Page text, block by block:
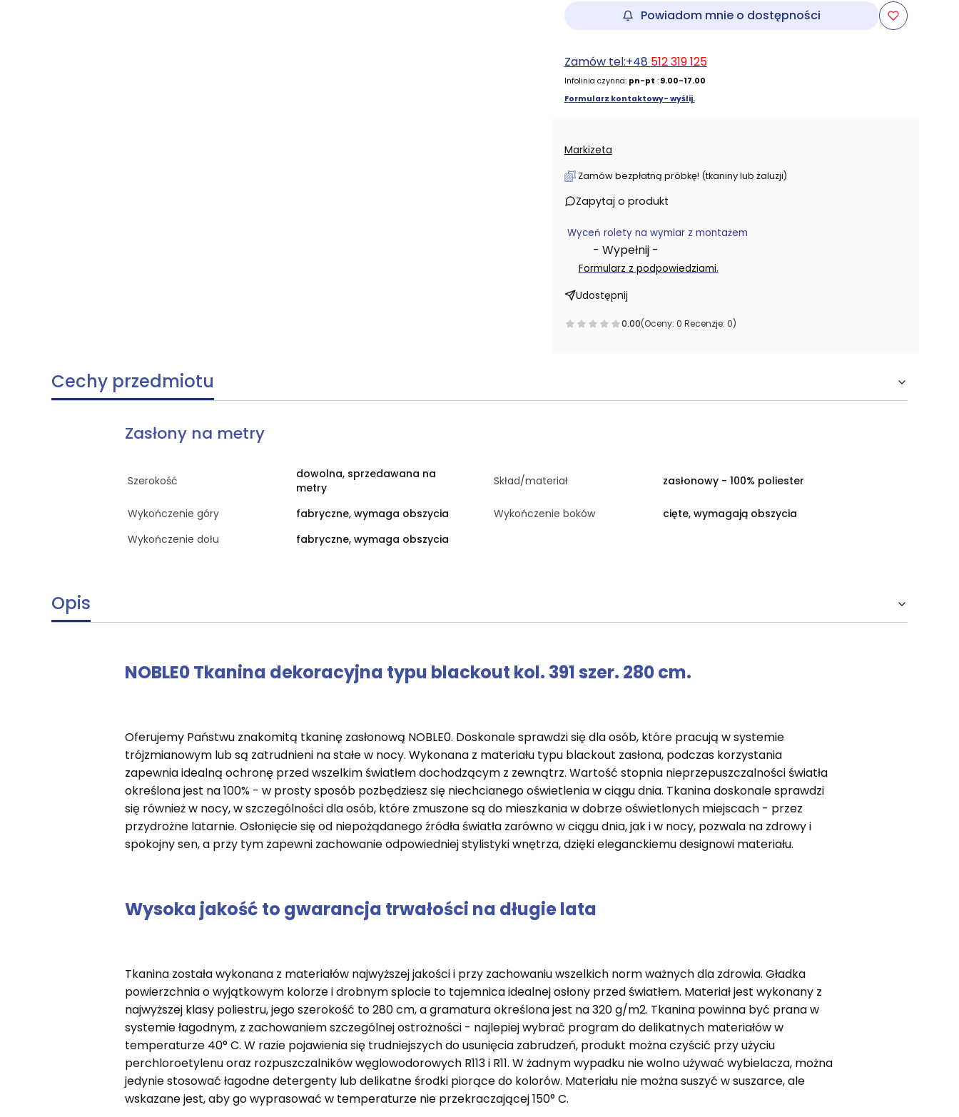
Powiadom mnie o dostępności
Zamów tel:+48 512 319 125
Infolinia czynna: pn-pt :9.00-17.00
Formularz kontaktowy- wyślij.
Markizeta
Zamów bezpłatną próbkę! (tkaniny lub żaluzji)
Zapytaj o produkt
Wyceń rolety na wymiar z montażem
- Wypełnij -
Formularz z podpowiedziami.
Udostępnij
0.00(Oceny: 0 Recenzje: 0)
Cechy przedmiotu
Zasłony na metry
Szerokość
dowolna, sprzedawana na
metry
Skład/materiał zasłonowy - 100% poliester
Wykończenie góry fabryczne, wymaga obszycia Wykończenie boków
cięte, wymagają obszycia
Wykończenie dołu
fabryczne, wymaga obszycia
Opis
NOBLE0 Tkanina dekoracyjna typu blackout kol. 391 szer. 280 cm.
Oferujemy Państwu znakomitą tkaninę zasłonową NOBLE0. Doskonale sprawdzi się dla osób, które pracują w systemie
trójzmianowym lub są zatrudnieni na stałe w nocy. Wykonana z materiału typu blackout zasłona, podczas korzystania
zapewnia idealną ochronę przed wszelkim światłem dochodzącym z zewnątrz. Wartość stopnia nieprzepuszczalności światła
określona jest na 100% - w prosty sposób pozbędziesz się niechcianego oświetlenia w ciągu dnia. Tkanina doskonale sprawdzi
się również w nocy, w szczególności dla osób, które zmuszone są do mieszkania w dobrze oświetlonych miejscach - przez
przydrożne latarnie. Osłonięcie się od niepożądanego źródła światła zarówno w ciągu dnia, jak i w nocy, pozwala na zdrowy i
spokojny sen, a przy tym zapewni zachowanie odpowiedniej stylistyki wnętrza, dzięki eleganckiemu designowi materiału.
Wysoka jakość to gwarancja trwałości na długie lata
Tkanina została wykonana z materiałów najwyższej jakości i przy zachowaniu wszelkich norm ważnych dla zdrowia. Gładka
powierzchnia o wyjątkowym kolorze i drobnym splocie to tajemnica idealnej osłony przed światłem. Materiał jest wykonany z
najwyższej klasy poliestru, jego szerokość to 280 cm, a gramatura określona jest na 320 g/m2. Tkanina powinna być prana w
systemie łagodnym, z zachowaniem szczególnej ostrożności - najlepiej wybrać program do delikatnych materiałów w
temperaturze 40° C. W razie pojawienia się trudniejszych do usunięcia zabrudzeń, produkt można czyścić przy użyciu
perchloroetylenu oraz rozpuszczalników węglowodorowych R113 i R11. W żadnym wypadku nie wolno używać wybielacza, można
jedynie stosować łagodne detergenty lub delikatne środki piorące do kolorów. Materiału nie można suszyć w suszarce, ale
wskazane jest, aby go wyprasować w temperaturze nie przekraczającej 150° C.